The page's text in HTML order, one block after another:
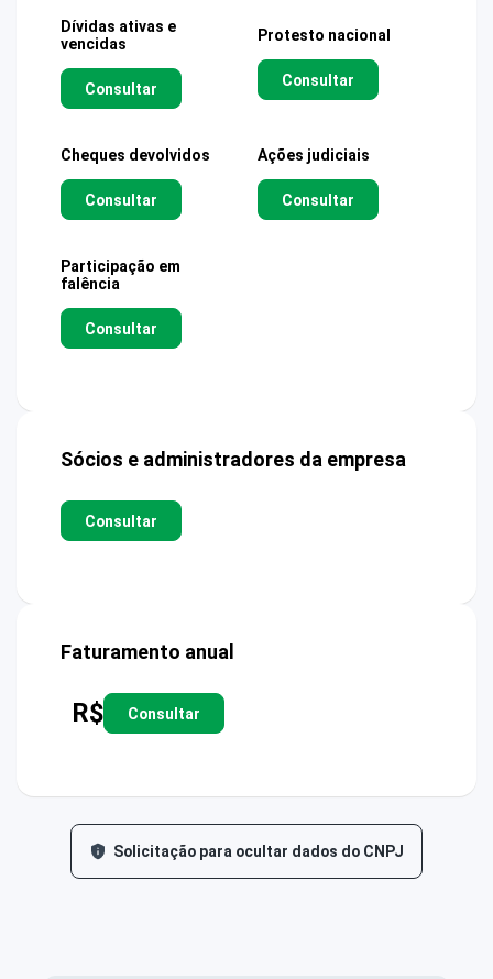
Dívidas ativas e
vencidas
Consultar
Protesto nacional
Consultar
Cheques devolvidos
Consultar
Ações judiciais
Consultar
Participação em
falência
Consultar
Sócios e administradores da empresa
Consultar
Faturamento anual
R$ Consultar
Solicitação para ocultar dados do CNPJ